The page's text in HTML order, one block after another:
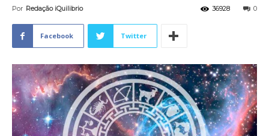
Por Redação iQuilibrio 0
36928
Facebook Twitter